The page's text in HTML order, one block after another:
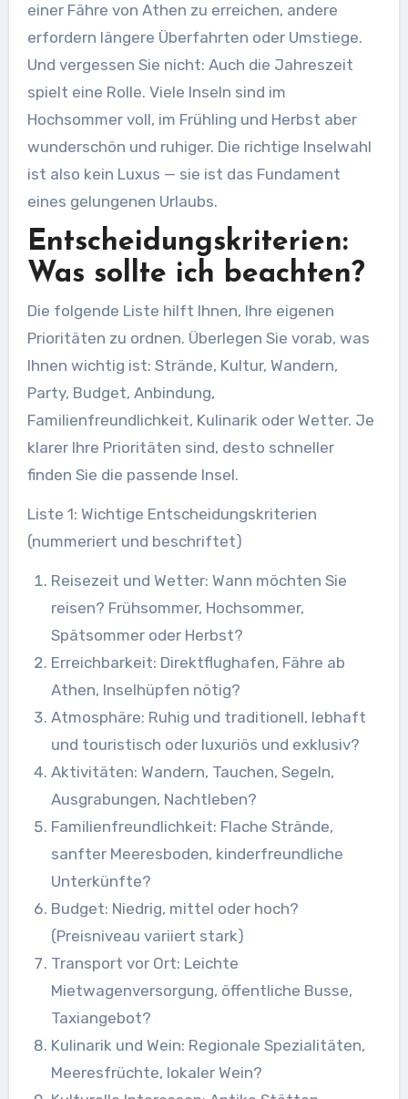
einer Fähre von Athen zu erreichen, andere
erfordern längere Überfahrten oder Umstiege.
Und vergessen Sie nicht: Auch die Jahreszeit
spielt eine Rolle. Viele Inseln sind im
Hochsommer voll, im Frühling und Herbst aber
wunderschön und ruhiger. Die richtige Inselwahl
ist also kein Luxus — sie ist das Fundament
eines gelungenen Urlaubs.
Entscheidungskriterien:
Was sollte ich beachten?
Die folgende Liste hilft Ihnen, Ihre eigenen
Prioritäten zu ordnen. Überlegen Sie vorab, was
Ihnen wichtig ist: Strände, Kultur, Wandern,
Party, Budget, Anbindung,
Familienfreundlichkeit, Kulinarik oder Wetter. Je
klarer Ihre Prioritäten sind, desto schneller
finden Sie die passende Insel.
Liste 1: Wichtige Entscheidungskriterien
(nummeriert und beschriftet)
Reisezeit und Wetter: Wann möchten Sie
reisen? Frühsommer, Hochsommer,
Spätsommer oder Herbst?
Erreichbarkeit: Direktflughafen, Fähre ab
Athen, Inselhüpfen nötig?
Atmosphäre: Ruhig und traditionell, lebhaft
und touristisch oder luxuriös und exklusiv?
Aktivitäten: Wandern, Tauchen, Segeln,
Ausgrabungen, Nachtleben?
Familienfreundlichkeit: Flache Strände,
sanfter Meeresboden, kinderfreundliche
Unterkünfte?
Budget: Niedrig, mittel oder hoch?
(Preisniveau variiert stark)
Transport vor Ort: Leichte
Mietwagenversorgung, öffentliche Busse,
Taxiangebot?
Kulinarik und Wein: Regionale Spezialitäten,
Meeresfrüchte, lokaler Wein?